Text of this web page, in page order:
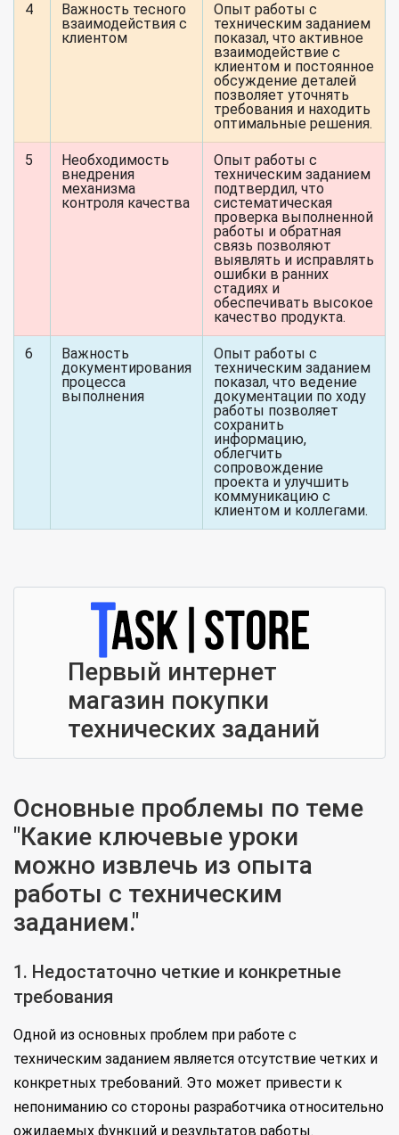
4
Важность тесного
взаимодействия с
клиентом
Опыт работы с
техническим заданием
показал, что активное
взаимодействие с
клиентом и постоянное
обсуждение деталей
позволяет уточнять
требования и находить
оптимальные решения.
5
Необходимость
внедрения
механизма
контроля качества
Опыт работы с
техническим заданием
подтвердил, что
систематическая
проверка выполненной
работы и обратная
связь позволяют
выявлять и исправлять
ошибки в ранних
стадиях и
обеспечивать высокое
качество продукта.
6
Важность
документирования
процесса
выполнения
Опыт работы с
техническим заданием
показал, что ведение
документации по ходу
работы позволяет
сохранить
информацию,
облегчить
сопровождение
проекта и улучшить
коммуникацию с
клиентом и коллегами.
Первый интернет
магазин покупки
технических заданий
Основные проблемы по теме
"Какие ключевые уроки
можно извлечь из опыта
работы с техническим
заданием."
1. Недостаточно четкие и конкретные
требования
Одной из основных проблем при работе с
техническим заданием является отсутствие четких и
конкретных требований. Это может привести к
непониманию со стороны разработчика относительно
ожидаемых функций и результатов работы.